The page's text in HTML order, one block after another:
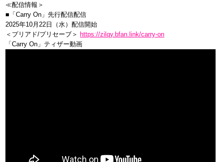
≪配信情報＞
■「Carry On」先行配信配信
2025年10月22日（水）配信開始
＜プリアド/プリセーブ＞ https://zilqy.bfan.link/carry-on
「Carry On」ティザー動画